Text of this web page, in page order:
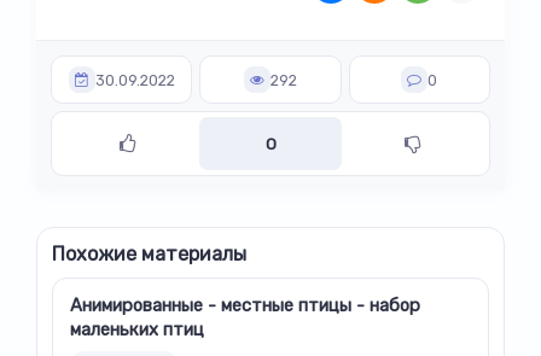
30.09.2022 292 0
0
Похожие материалы
Анимированные - местные птицы - набор
маленьких птиц